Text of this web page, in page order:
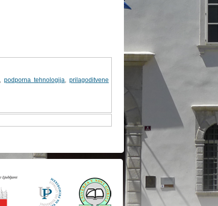
,podporna tehnologija ,prilagoditvene